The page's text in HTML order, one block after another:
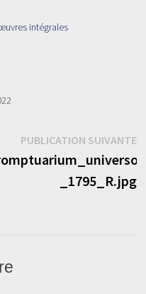
intégrales
:
PUBLICATION SUIVANTE
_1795_R.jpg